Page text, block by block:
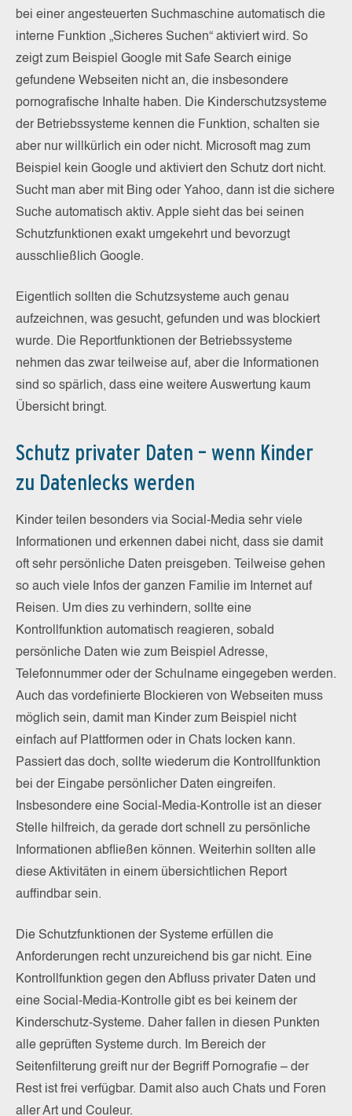
bei einer angesteuerten Suchmaschine automatisch die
interne Funktion „Sicheres Suchen“ aktiviert wird. So
zeigt zum Beispiel Google mit Safe Search einige
gefundene Webseiten nicht an, die insbesondere
pornografische Inhalte haben. Die Kinderschutzsysteme
der Betriebssysteme kennen die Funktion, schalten sie
aber nur willkürlich ein oder nicht. Microsoft mag zum
Beispiel kein Google und aktiviert den Schutz dort nicht.
Sucht man aber mit Bing oder Yahoo, dann ist die sichere
Suche automatisch aktiv. Apple sieht das bei seinen
Schutzfunktionen exakt umgekehrt und bevorzugt
ausschließlich Google.
Eigentlich sollten die Schutzsysteme auch genau
aufzeichnen, was gesucht, gefunden und was blockiert
wurde. Die Reportfunktionen der Betriebssysteme
nehmen das zwar teilweise auf, aber die Informationen
sind so spärlich, dass eine weitere Auswertung kaum
Übersicht bringt.
Schutz privater Daten – wenn Kinder
zu Datenlecks werden
Kinder teilen besonders via Social-Media sehr viele
Informationen und erkennen dabei nicht, dass sie damit
oft sehr persönliche Daten preisgeben. Teilweise gehen
so auch viele Infos der ganzen Familie im Internet auf
Reisen. Um dies zu verhindern, sollte eine
Kontrollfunktion automatisch reagieren, sobald
persönliche Daten wie zum Beispiel Adresse,
Telefonnummer oder der Schulname eingegeben werden.
Auch das vordefinierte Blockieren von Webseiten muss
möglich sein, damit man Kinder zum Beispiel nicht
einfach auf Plattformen oder in Chats locken kann.
Passiert das doch, sollte wiederum die Kontrollfunktion
bei der Eingabe persönlicher Daten eingreifen.
Insbesondere eine Social-Media-Kontrolle ist an dieser
Stelle hilfreich, da gerade dort schnell zu persönliche
Informationen abfließen können. Weiterhin sollten alle
diese Aktivitäten in einem übersichtlichen Report
auffindbar sein.
Die Schutzfunktionen der Systeme erfüllen die
Anforderungen recht unzureichend bis gar nicht. Eine
Kontrollfunktion gegen den Abfluss privater Daten und
eine Social-Media-Kontrolle gibt es bei keinem der
Kinderschutz-Systeme. Daher fallen in diesen Punkten
alle geprüften Systeme durch. Im Bereich der
Seitenfilterung greift nur der Begriff Pornografie – der
Rest ist frei verfügbar. Damit also auch Chats und Foren
aller Art und Couleur.